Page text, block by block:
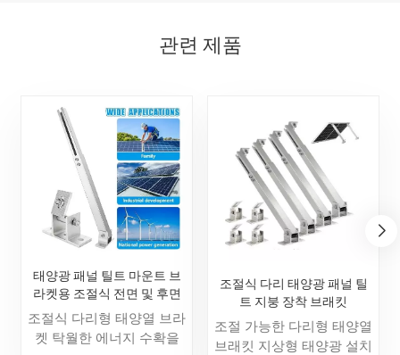
관련 제품
태양광 패널 틸트 마운트 브
라켓용 조절식 전면 및 후면
다리
조절식 다리형 태양열 브라
켓 탁월한 에너지 수확을
조절식 다리 태양광 패널 틸
트 지붕 장착 브래킷
조절 가능한 다리형 태양열
브래킷 지상형 태양광 설치